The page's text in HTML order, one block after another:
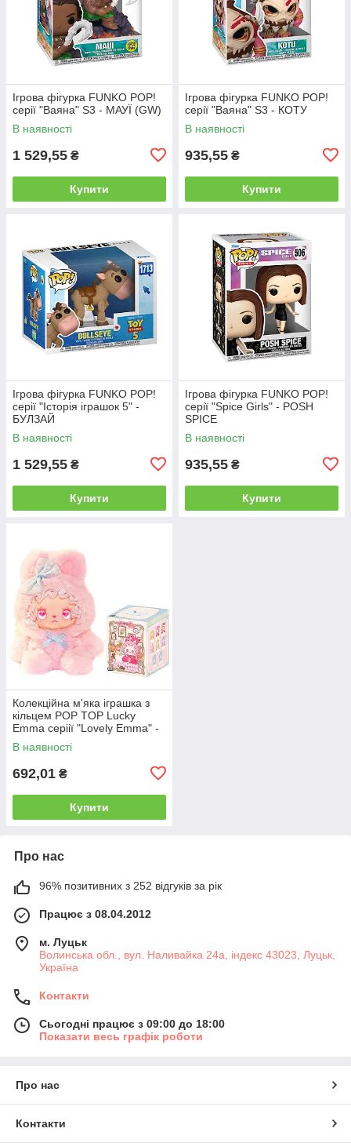
Ігрова фігурка FUNKO POP!
серії "Ваяна" S3 - МАУЇ (GW)
В наявності
1 529,55 ₴
Купити
Ігрова фігурка FUNKO POP!
серії "Ваяна" S3 - КОТУ
В наявності
935,55 ₴
Купити
Ігрова фігурка FUNKO POP!
серії "Історія іграшок 5" -
БУЛЗАЙ
В наявності
1 529,55 ₴
Купити
Ігрова фігурка FUNKO POP!
серії "Spice Girls" - POSH
SPICE
В наявності
935,55 ₴
Купити
Колекційна м'яка іграшка з
кільцем POP TOP Lucky
Emma серіії "Lovely Emma" -
ЗАЙЧЕНЯТА(дисп., в ас.)
В наявності
692,01 ₴
Купити
Про нас
96% позитивних з 252 відгуків за рік
Працює з 08.04.2012
м. Луцьк
Волинська обл., вул. Наливайка 24а, індекс 43023, Луцьк,
Україна
Контакти
Сьогодні працює з 09:00 до 18:00
Показати весь графік роботи
Про нас
Контакти